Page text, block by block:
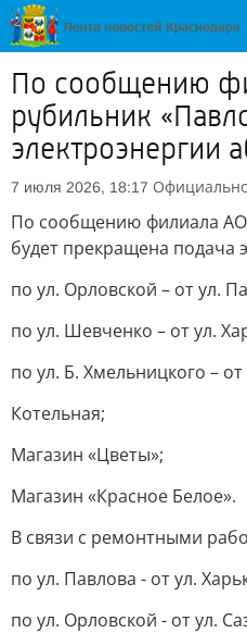
По сообщению
рубильник
электроэнергии
7 июля 2026, 18:17
По сообщению филиала АО
будет прекращена подача
по ул. Орловской – от ул.
по ул. Шевченко – от ул.
по ул. Б. Хмельницкого –
Котельная;
Магазин «Цветы»;
Магазин «Красное Белое».
В связи c ремонтными
по ул. Павлова - от ул.
по ул. Орловской - от ул.